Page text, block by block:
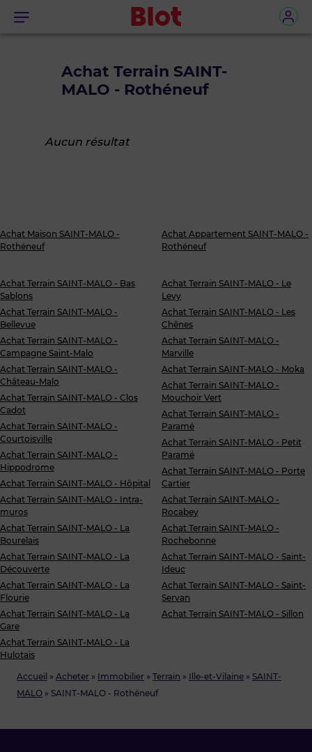
Menu
Accueil » Acheter » Immobilier » Terrain » Ille-et-Vilaine » SAINT-
MALO » SAINT-MALO - Rothéneuf
Achat Terrain SAINT-
MALO - Rothéneuf
Aucun résultat
Achat Maison SAINT-MALO -
Rothéneuf
Achat Appartement SAINT-MALO -
Rothéneuf
Achat Terrain SAINT-MALO - Bas
Sablons
Achat Terrain SAINT-MALO -
Bellevue
Achat Terrain SAINT-MALO -
Campagne Saint-Malo
Achat Terrain SAINT-MALO -
Château-Malo
Achat Terrain SAINT-MALO - Clos
Cadot
Achat Terrain SAINT-MALO -
Courtoisville
Achat Terrain SAINT-MALO -
Hippodrome
Achat Terrain SAINT-MALO - Hôpital
Achat Terrain SAINT-MALO - Intra-
muros
Achat Terrain SAINT-MALO - La
Bourelais
Achat Terrain SAINT-MALO - La
Découverte
Achat Terrain SAINT-MALO - La
Flourie
Achat Terrain SAINT-MALO - La
Gare
Achat Terrain SAINT-MALO - La
Hulotais
Achat Terrain SAINT-MALO - Le
Levy
Achat Terrain SAINT-MALO - Les
Chênes
Achat Terrain SAINT-MALO -
Marville
Achat Terrain SAINT-MALO - Moka
Achat Terrain SAINT-MALO -
Mouchoir Vert
Achat Terrain SAINT-MALO -
Paramé
Achat Terrain SAINT-MALO - Petit
Paramé
Achat Terrain SAINT-MALO - Porte
Cartier
Achat Terrain SAINT-MALO -
Rocabey
Achat Terrain SAINT-MALO -
Rochebonne
Achat Terrain SAINT-MALO - Saint-
Ideuc
Achat Terrain SAINT-MALO - Saint-
Servan
Achat Terrain SAINT-MALO - Sillon